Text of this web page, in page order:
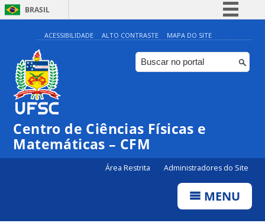
BRASIL
Simplifique!
Comunica BR
Participe
Canais
ACESSIBILIDADE ALTO CONTRASTE MAPA DO SITE
Centro de Ciências Físicas e
Matemáticas – CFM
Área Restrita Administradores do Site
MENU